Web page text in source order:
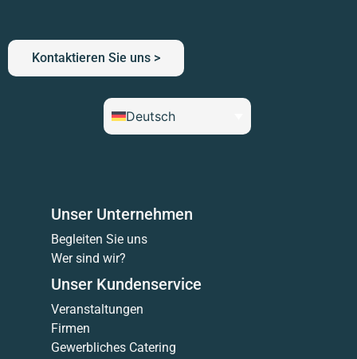
Kontaktieren Sie uns >
Deutsch
Unser Unternehmen
Begleiten Sie uns
Wer sind wir?
Unser Kundenservice
Veranstaltungen
Firmen
Gewerbliches Catering